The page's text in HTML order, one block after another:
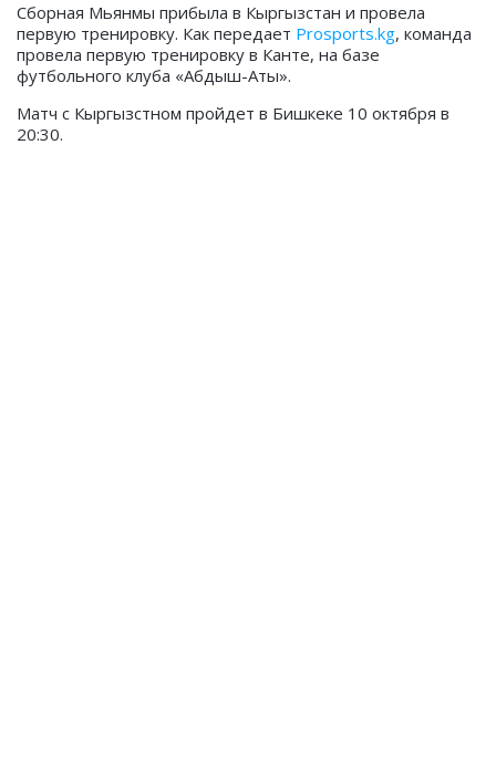
Сборная Мьянмы прибыла в Кыргызстан и провела
первую тренировку. Как передает Prosports.kg, команда
провела первую тренировку в Канте, на базе
футбольного клуба «Абдыш-Аты».
Матч с Кыргызстном пройдет в Бишкеке 10 октября в
20:30.